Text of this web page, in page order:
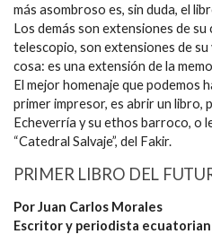
más asombroso es, sin duda, el
Los demás son extensiones de su
telescopio, son extensiones de
cosa: es una extensión de la
El mejor homenaje que podemos
primer impresor, es abrir un libro,
Echeverría y su ethos barroco, o
“Catedral Salvaje”, del Fakir.
PRIMER LIBRO DEL
Por Juan Carlos Morales
Escritor y periodista